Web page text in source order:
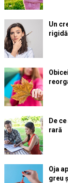
Un
De
rară
Oja
greu